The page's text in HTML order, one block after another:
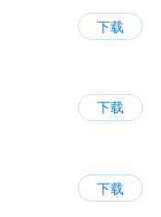
下载
下载
下载